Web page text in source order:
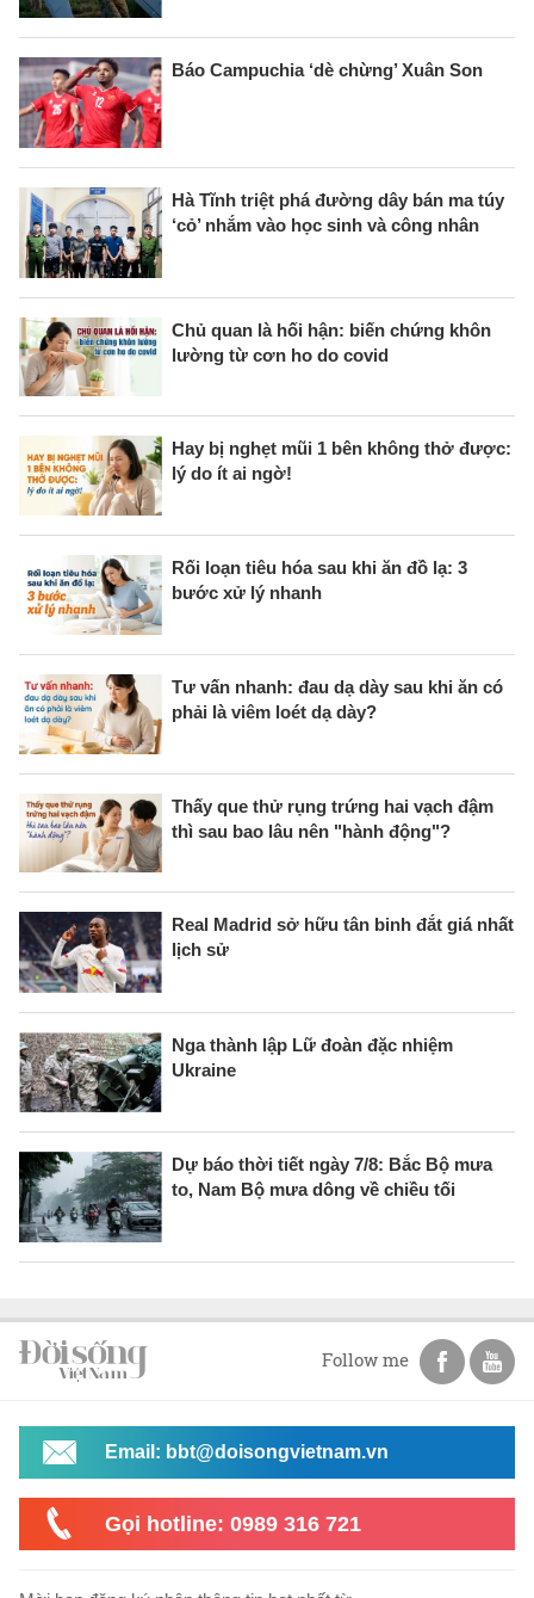
Báo Campuchia ‘dè chừng’ Xuân Son
Hà Tĩnh triệt phá đường dây bán ma túy
‘cỏ’ nhắm vào học sinh và công nhân
Chủ quan là hối hận: biến chứng khôn
lường từ cơn ho do covid
Hay bị nghẹt mũi 1 bên không thở được:
lý do ít ai ngờ!
Rối loạn tiêu hóa sau khi ăn đồ lạ: 3
bước xử lý nhanh
Tư vấn nhanh: đau dạ dày sau khi ăn có
phải là viêm loét dạ dày?
Thấy que thử rụng trứng hai vạch đậm
thì sau bao lâu nên "hành động"?
Real Madrid sở hữu tân binh đắt giá nhất
lịch sử
Nga thành lập Lữ đoàn đặc nhiệm
Ukraine
Dự báo thời tiết ngày 7/8: Bắc Bộ mưa
to, Nam Bộ mưa dông về chiều tối
Follow me
Email: bbt@doisongvietnam.vn
Gọi hotline: 0989 316 721